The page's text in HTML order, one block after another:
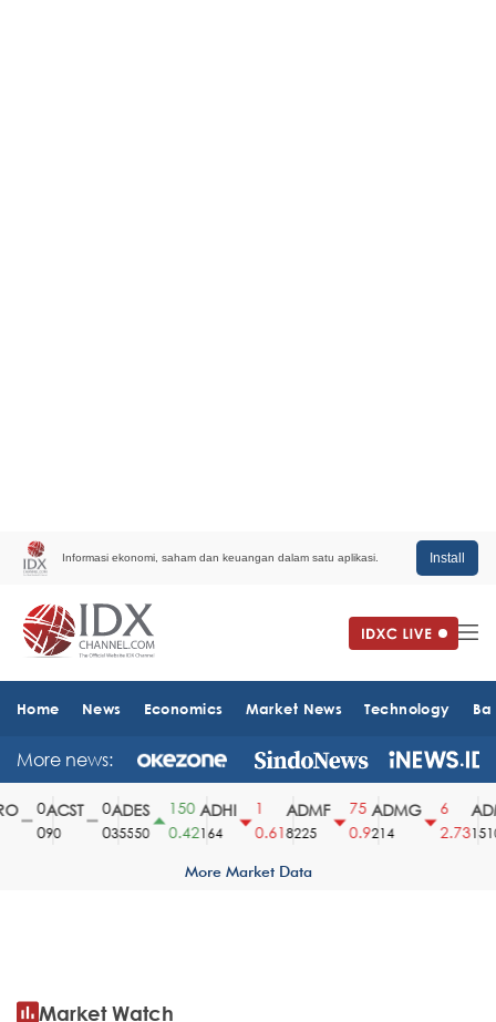
Informasi ekonomi, saham dan keuangan dalam satu aplikasi. Install
Home News Economics Market News Technology
More news:
0
ACST
90
0
ADES
35550
150
0.42
ADHI
164
1
0.61
ADMF
8225
75
0.9
ADMG
214
6
2.731510
More Market Data
Market Watch